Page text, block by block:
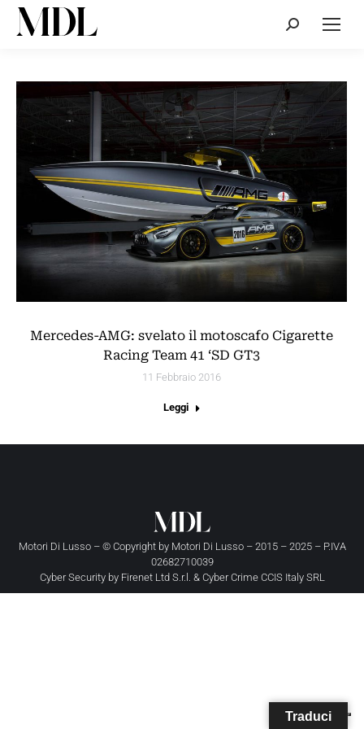
Cerca:
Mercedes-AMG: svelato il motoscafo Cigarette
Racing Team 41 ‘SD GT3
11 Febbraio 2016
Leggi
Motori Di Lusso – © Copyright by Motori Di Lusso– 2015 – 2025 – P.IVA
02682710039
Cyber Security by Firenet Ltd S.r.l. & Cyber Crime CCIS Italy SRL
Traduci